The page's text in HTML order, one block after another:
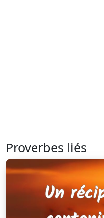
Proverbes liés